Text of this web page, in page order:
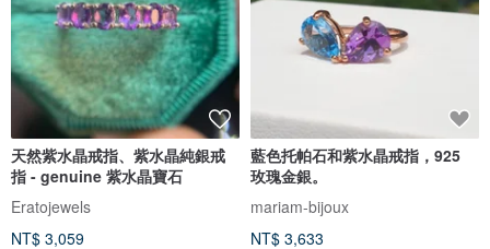
天然紫水晶戒指、紫水晶純銀戒
指 - genuine 紫水晶寶石
Eratojewels
NT$ 3,059
藍色托帕石和紫水晶戒指，925
玫瑰金銀。
mariam-bijoux
NT$ 3,633